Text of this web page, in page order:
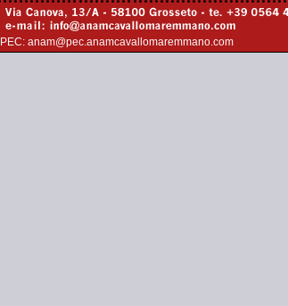
PEC: anam@pec.anamcavallomaremmano.com